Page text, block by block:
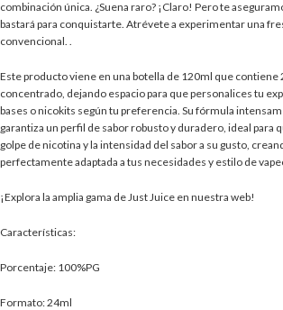
combinación única. ¿Suena raro? ¡Claro! Pero te
bastará para conquistarte. Atrévete a experimentar una
convencional. .
Este producto viene en una botella de 120ml que contiene
concentrado, dejando espacio para que personalices tu
bases o nicokits según tu preferencia. Su fórmula
garantiza un perfil de sabor robusto y duradero, ideal para
golpe de nicotina y la intensidad del sabor a su gusto,
perfectamente adaptada a tus necesidades y estilo de
¡Explora la amplia gama de Just Juice en nuestra web!
Características:
Porcentaje: 100%PG
Formato: 24ml